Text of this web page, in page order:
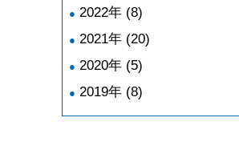
2022年 (8)
2021年 (20)
2020年 (5)
2019年 (8)